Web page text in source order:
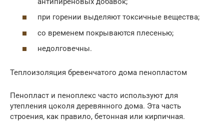
при горении выделяют токсичные вещества;
со временем покрываются плесенью;
недолговечны.
Теплоизоляция бревенчатого дома пенопластом
Пенопласт и пеноплекс часто используют для
утепления цоколя деревянного дома. Эта часть
строения, как правило, бетонная или кирпичная.